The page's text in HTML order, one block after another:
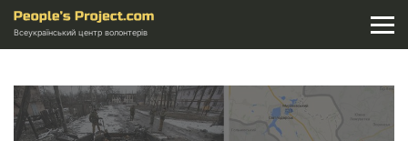
Всеукраїнський центр волонтерів